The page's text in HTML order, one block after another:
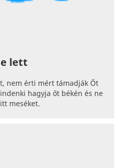
lett
nem érti mért támadják Őt
hagyja őt békén és ne
meséket.